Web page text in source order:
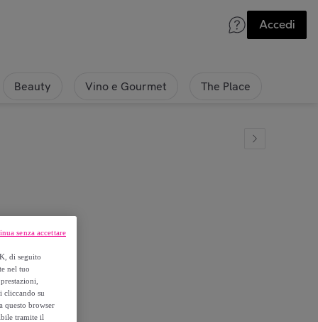
Accedi
Beauty Vino e Gourmet The Place
di seguito
nel tuo
cliccando su
questo browser
tramite il
senza accettare